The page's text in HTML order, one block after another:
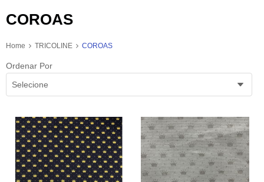
COROAS
Home TRICOLINE COROAS
Ordenar Por
Selecione